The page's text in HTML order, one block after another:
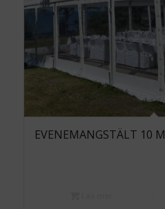
EVENEMANGSTÄLT 10 M